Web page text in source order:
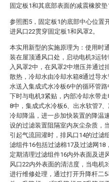
固定板1和其底部表面的减震橡胶垫
参照图5，固定板1的底部中心位置
进风口22贯穿固定板1和风罩2。
本实用新型的实施原理为：使用时
装在屋顶通风口处，启动电机3运
入风罩2中，在风罩2中增压并通过
散热，冷却水由冷却水箱8通过导
水送入集成式水冷板6中的循环管
下时与电机3紧贴，内部冷却水带
8中，集成式水冷板6、出水软管7
冷却降温，进一步加快装置的降温
设的过滤装置阻隔室内灰尘杂质，
引起气流回灌时，排风口14的过滤
滤组件16包括过滤棉17及过滤网
定期清理过滤组件16内外表面及进
风口22内外表面的清洁度，当电机
进行维修处理，通过打开升降杆二